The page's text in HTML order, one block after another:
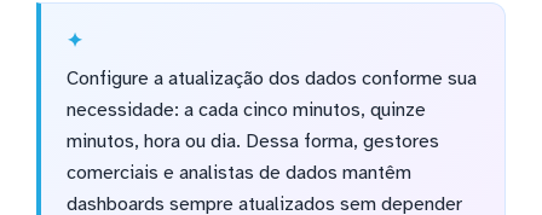
Configure a atualização dos dados conforme sua
necessidade: a cada cinco minutos, quinze
minutos, hora ou dia. Dessa forma, gestores
comerciais e analistas de dados mantêm
dashboards sempre atualizados sem depender